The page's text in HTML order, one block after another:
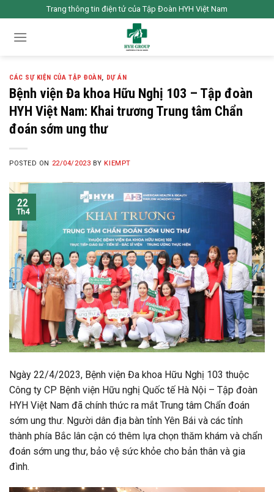
content
Trang thông tin điện tử của Tập Đoàn HYH Việt Nam
CÁC SỰ KIỆN CỦA TẬP ĐOÀN, DỰ ÁN
Bệnh viện Đa khoa Hữu Nghị 103 – Tập đoàn
HYH Việt Nam: Khai trương Trung tâm Chẩn
đoán sớm ung thư
POSTED ON 22/04/2023 BYKIEMPT
22
Th4
Ngày 22/4/2023, Bệnh viện Đa khoa Hữu Nghị 103 thuộc
Công ty CP Bệnh viện Hữu nghị Quốc tế Hà Nội – Tập đoàn
HYH Việt Nam đã chính thức ra mắt Trung tâm Chẩn đoán
sớm ung thư. Người dân địa bàn tỉnh Yên Bái và các tỉnh
thành phía Bắc lân cận có thêm lựa chọn thăm khám và chẩn
đoán sớm ung thư, bảo vệ sức khỏe cho bản thân và gia
đình.